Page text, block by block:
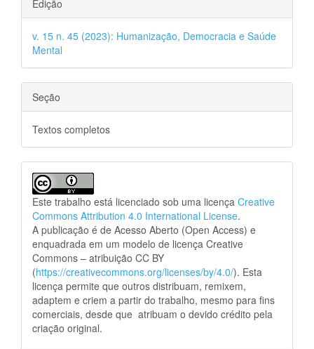
Edição
v. 15 n. 45 (2023): Humanização, Democracia e Saúde
Mental
Seção
Textos completos
Este trabalho está licenciado sob uma licença Creative
Commons Attribution 4.0 International License.
A publicação é de Acesso Aberto (Open Access) e
enquadrada em um modelo de licença Creative
Commons – atribuição CC BY
(https://creativecommons.org/licenses/by/4.0/). Esta
licença permite que outros distribuam, remixem,
adaptem e criem a partir do trabalho, mesmo para fins
comerciais, desde que atribuam o devido crédito pela
criação original.